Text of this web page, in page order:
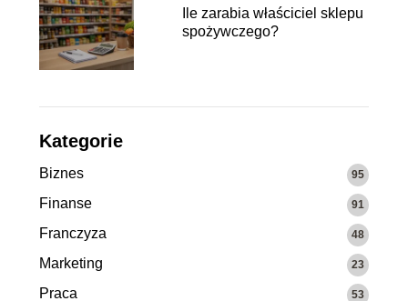
Ile zarabia właściciel sklepu
spożywczego?
Kategorie
Biznes 95
Finanse 91
Franczyza 48
Marketing 23
Praca 53